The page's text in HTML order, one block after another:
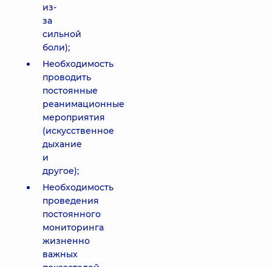
из-
за
сильной
боли);
Необходимость
проводить
постоянные
реанимационные
мероприятия
(искусственное
дыхание
и
другое);
Необходимость
проведения
постоянного
мониторинга
жизненно
важных